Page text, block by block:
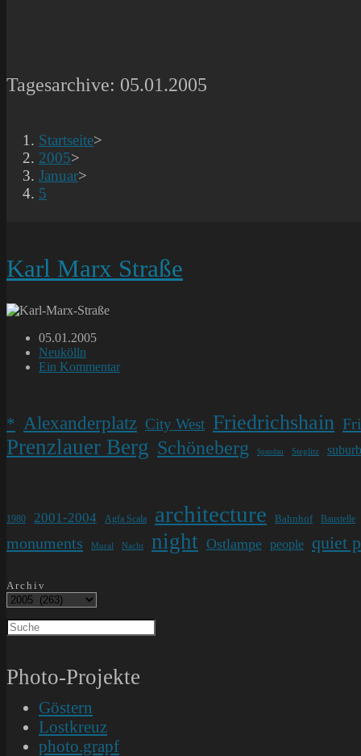
Tagesarchive: 05.01.2005
Startseite>
2005>
Januar>
5
Karl Marx Straße
Beitrag
veröffentlicht:
05.01.2005
Beitrags-
Kategorie:
Neukölln
Beitrags-
Ein Kommentar
* Alexanderplatz City West Friedrichshain
Prenzlauer Berg Schöneberg Spandau Steglitz suburb
1980 2001-2004 Agfa Scala architecture Bahnhof Baustelle
monuments Mural Nacht night Ostlampe people quiet
Archiv
Photo-Projekte
Göstern
Lostkreuz
photo.grapf